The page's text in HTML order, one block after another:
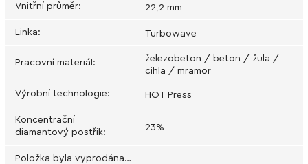
Vnitřní průměr: 22,2 mm
Linka: Turbowave
Pracovní materiál :
železobeton / beton / žula /
cihla / mramor
Výrobní technologie: HOT Press
Koncentrační
diamantový postřik: 23%
Položka byla vyprodána…